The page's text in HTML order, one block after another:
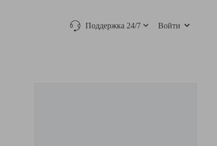
Поддержка 24/7 Войти